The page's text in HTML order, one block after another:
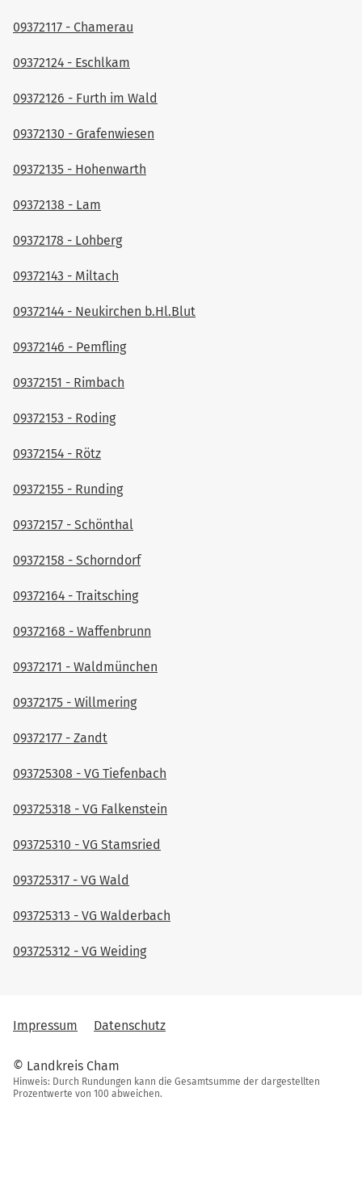
09372117 - Chamerau
09372124 - Eschlkam
09372126 - Furth im Wald
09372130 - Grafenwiesen
09372135 - Hohenwarth
09372138 - Lam
09372178 - Lohberg
09372143 - Miltach
09372144 - Neukirchen b.Hl.Blut
09372146 - Pemfling
09372151 - Rimbach
09372153 - Roding
09372154 - Rötz
09372155 - Runding
09372157 - Schönthal
09372158 - Schorndorf
09372164 - Traitsching
09372168 - Waffenbrunn
09372171 - Waldmünchen
09372175 - Willmering
09372177 - Zandt
093725308 - VG Tiefenbach
093725318 - VG Falkenstein
093725310 - VG Stamsried
093725317 - VG Wald
093725313 - VG Walderbach
093725312 - VG Weiding
Impressum Datenschutz
© Landkreis Cham
Hinweis: Durch Rundungen kann die Gesamtsumme der dargestellten
Prozentwerte von 100 abweichen.